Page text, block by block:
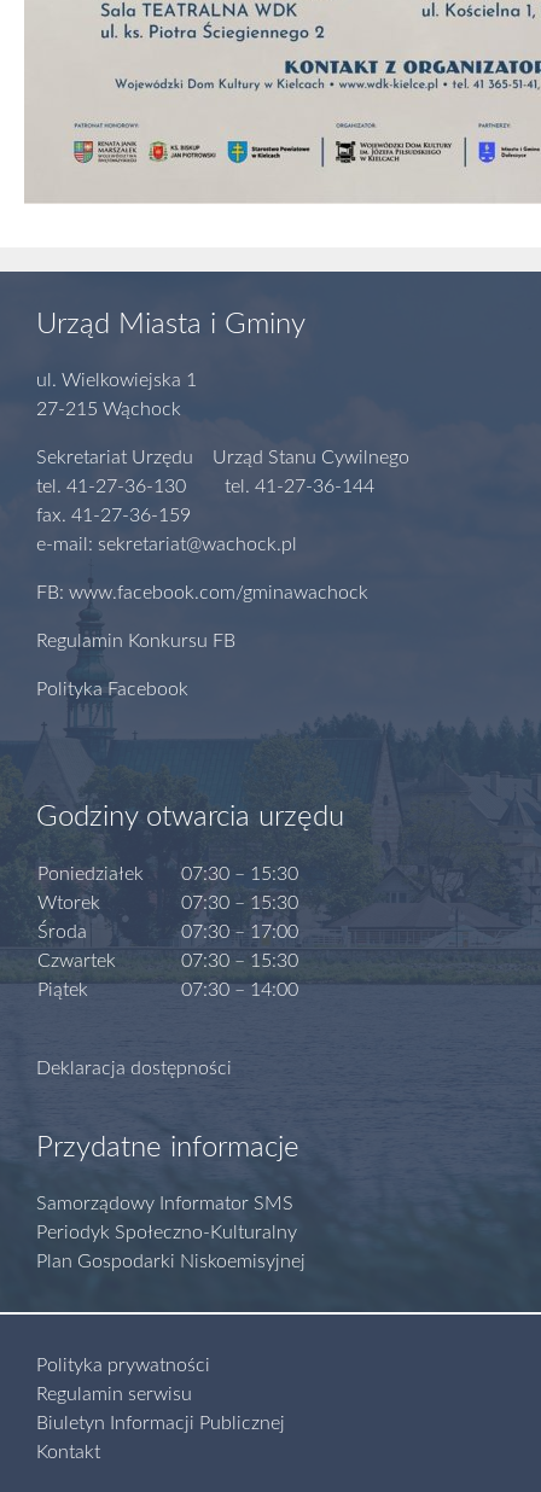
Urząd Miasta i Gminy
ul. Wielkowiejska 1
27-215 Wąchock
Sekretariat Urzędu Urząd Stanu Cywilnego
tel. 41-27-36-130 tel. 41-27-36-144
fax. 41-27-36-159
e-mail: sekretariat@wachock.pl
FB: www.facebook.com/gminawachock
Regulamin Konkursu FB
Polityka Facebook
Godziny otwarcia urzędu
Poniedziałek
Wtorek
Środa
Czwartek
Piątek
07:30 – 15:30
07:30 – 15:30
07:30 – 17:00
07:30 – 15:30
07:30 – 14:00
Deklaracja dostępności
Przydatne informacje
Samorządowy Informator SMS
Periodyk Społeczno-Kulturalny
Plan Gospodarki Niskoemisyjnej
Polityka prywatności
Regulamin serwisu
Biuletyn Informacji Publicznej
Kontakt